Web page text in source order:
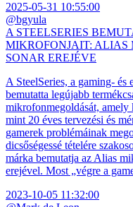
2025-05-31 10:55:00
@bgyula
A STEELSERIES
MIKROFONJAIT:
SONAR EREJÉVE
A SteelSeries, a gaming-
bemutatta legújabb
mikrofonmegoldását, amely
mint 20 éves tervezési és
gamerek problémáinak
dicsőségessé tételére
márka bemutatja az Alias
erejével. Most „végre a
2023-10-05 11:32:00